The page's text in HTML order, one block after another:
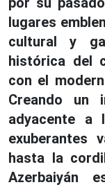
lugares
cultural y
histórica del
con el
Creando un
adyacente a
exuberantes
hasta la
Azerbaiyán